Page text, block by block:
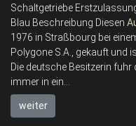
Schaltgetriebe
Blau Beschreibung Diesen
1976 in Straßbourg bei
Polygone S.A., gekauft und
Die deutsche Besitzerin fuhr
immer in ein...
weiter